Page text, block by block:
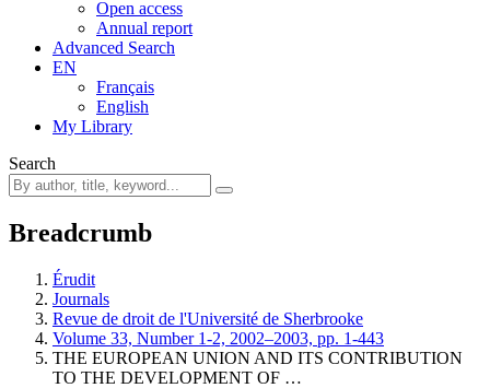
Open access
Annual report
Advanced Search
EN
Français
English
My Library
Search
Breadcrumb
Érudit
Journals
Revue de droit de l'Université de Sherbrooke
Volume 33, Number 1-2, 2002–2003, pp. 1-443
THE EUROPEAN UNION AND ITS CONTRIBUTION
TO THE DEVELOPMENT OF …